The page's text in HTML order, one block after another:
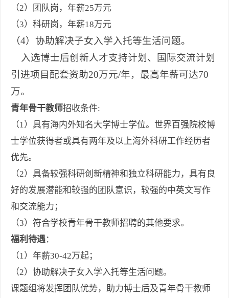
（2）团队岗，年薪25万元
（3）科研岗，年薪18万元
（4） 协助解决子女入学入托等生活问题。
入选博士后创新人才支持计划、国际交流计划
引进项目配套资助20万元/年，最高年薪可达70
万。
青年骨干教师招收条件:
（1）具有海内外知名大学博士学位。世界百强院校博
士学位获得者或具有两年及以上海外科研工作经历者
优先。
（2）具备较强科研创新精神和独立科研能力，具有良
好的发展潜能和较强的团队意识，较强的中英文写作
和交流能力；
（3）符合学校青年骨干教师招聘的其他要求。
福利待遇：
（1）年薪30-42万起；
（2）协助解决子女入学入托等生活问题。
课题组将发挥团队优势，助力博士后及青年骨干教师